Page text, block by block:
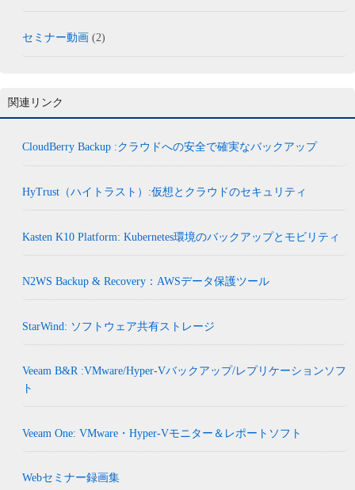
セミナー動画 (2)
関連リンク
CloudBerry Backup :クラウドへの安全で確実なバックアップ
HyTrust（ハイトラスト）:仮想とクラウドのセキュリティ
Kasten K10 Platform: Kubernetes環境のバックアップとモビリティ
N2WS Backup & Recovery：AWSデータ保護ツール
StarWind: ソフトウェア共有ストレージ
Veeam B&R :VMware/Hyper-Vバックアップ/レプリケーションソフ
ト
Veeam One: VMware・Hyper-Vモニター＆レポートソフト
Webセミナー録画集